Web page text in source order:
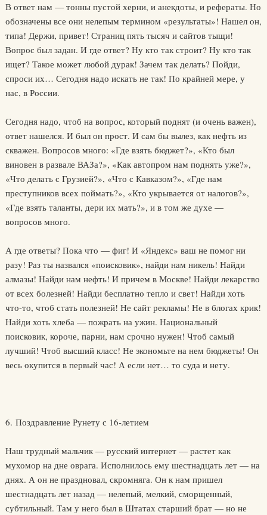
В ответ нам — тонны пустой херни, и анекдоты, и рефераты. Но
обозначены все они нелепым термином «результаты»! Нашел он,
типа! Держи, привет! Страниц пять тысяч и сайтов тыщи!
Вопрос был задан. И где ответ? Ну кто так строит? Ну кто так
ищет? Такое может любой дурак! Зачем так делать? Пойди,
спроси их… Сегодня надо искать не так! По крайней мере, у
нас, в России.
Сегодня надо, чтоб на вопрос, который поднят (и очень важен),
ответ нашелся. И был он прост. И сам бы вылез, как нефть из
скважен. Вопросов много: «Где взять бюджет?», «Кто был
виновен в развале ВАЗа?», «Как автопром нам поднять уже?»,
«Что делать с Грузией?», «Что с Кавказом?», «Где нам
преступников всех поймать?», «Кто укрывается от налогов?»,
«Где взять таланты, дери их мать?», и в том же духе —
вопросов много.
А где ответы? Пока что — фиг! И «Яндекс» ваш не помог ни
разу! Раз ты назвался «поисковик», найди нам никель! Найди
алмазы! Найди нам нефть! И причем в Москве! Найди лекарство
от всех болезней! Найди бесплатно тепло и свет! Найди хоть
что-то, чтоб стать полезней! Не сайт рекламы! Не в блогах крик!
Найди хоть хлеба — пожрать на ужин. Национальный
поисковик, короче, парни, нам срочно нужен! Чтоб самый
лучший! Чтоб высший класс! Не экономьте на нем бюджеты! Он
весь окупится в первый час! А если нет… то суда и нету.
6. Поздравление Рунету с 16-летием
Наш трудный мальчик — русский интернет — растет как
мухомор на дне оврага. Исполнилось ему шестнадцать лет — на
днях. А он не праздновал, скромняга. Он к нам пришел
шестнадцать лет назад — нелепый, мелкий, сморщенный,
субтильный. Там у него был в Штатах старший брат — но не